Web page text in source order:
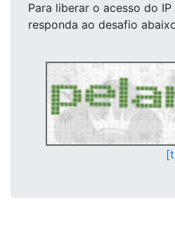
Para liberar o acesso do IP
responda ao desafio